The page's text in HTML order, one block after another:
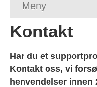
Meny
Home
eTA-krav
Kontakt
Har du et
Kontakt oss, vi
henvendelser innen